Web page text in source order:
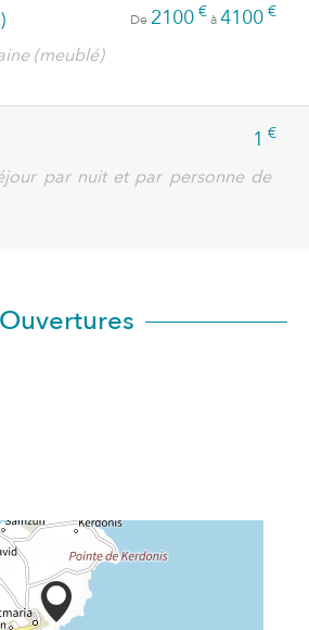
De 2100 €à4100 €
(meublé)
1 €
par nuit et par personne de
Ouvertures